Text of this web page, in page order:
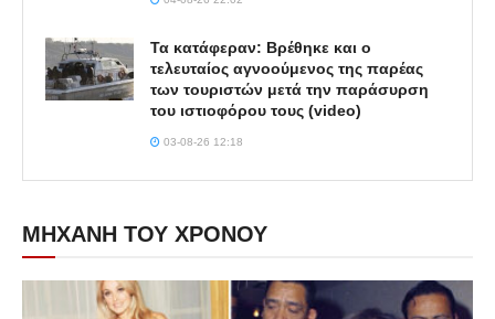
Τα κατάφεραν: Βρέθηκε και ο
τελευταίος αγνοούμενος της παρέας
των τουριστών μετά την παράσυρση
του ιστιοφόρου τους (video)
03-08-26 12:18
ΜΗΧΑΝΗ ΤΟΥ ΧΡΟΝΟΥ